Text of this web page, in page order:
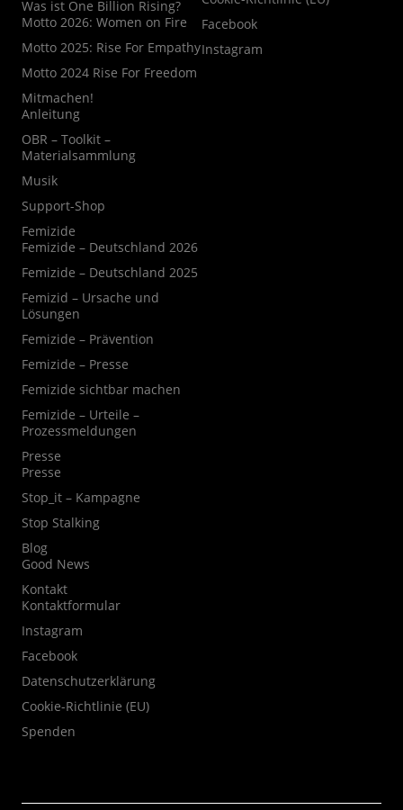
Was ist One Billion Rising?
Motto 2026: Women on Fire
Motto 2025: Rise For Empathy
Motto 2024 Rise For Freedom
Mitmachen!
Anleitung
OBR – Toolkit –
Materialsammlung
Musik
Support-Shop
Femizide
Femizide – Deutschland 2026
Femizide – Deutschland 2025
Femizid – Ursache und
Lösungen
Femizide – Prävention
Femizide – Presse
Femizide sichtbar machen
Femizide – Urteile –
Prozessmeldungen
Presse
Presse
Stop_it – Kampagne
Stop Stalking
Blog
Good News
Kontakt
Kontaktformular
Instagram
Facebook
Datenschutzerklärung
Cookie-Richtlinie (EU)
Spenden
Facebook
Instagram